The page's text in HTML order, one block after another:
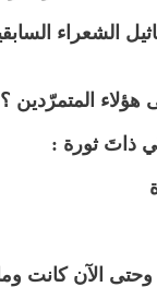
الشعراء
هؤلاء المتمرّدين ؟
ذاتَ ثورة :
كانت